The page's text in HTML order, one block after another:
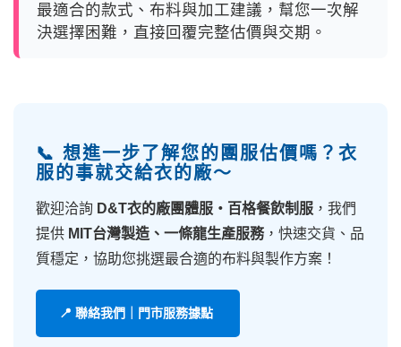
最適合的款式、布料與加工建議，幫您一次解
決選擇困難，直接回覆完整估價與交期。
📞 想進一步了解您的團服估價嗎？衣
服的事就交給衣的廠～
歡迎洽詢 D&T衣的廠團體服・百格餐飲制服 ，我們
提供 MIT台灣製造、一條龍生產服務，快速交貨、品
質穩定，協助您挑選最合適的布料與製作方案！
📍 聯絡我們｜門市服務據點